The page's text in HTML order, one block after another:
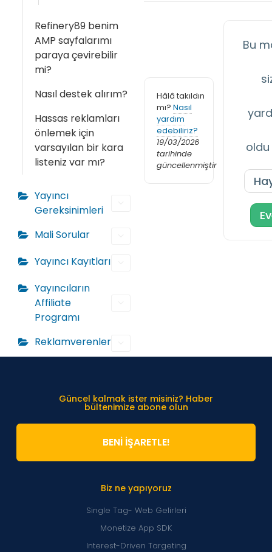
Refinery89 benim
AMP sayfalarımı
paraya çevirebilir
mi?
Nasıl destek alırım?
Hassas reklamları
önlemek için
varsayılan bir kara
listeniz var mı?
Yayıncı
Gereksinimleri
Mali Sorular
Yayıncı Kayıtları
Yayıncıların
Affiliate
Programı
Reklamverenler
Hâlâ takıldın
mı? Nasıl
yardım
edebiliriz?
19/03/2026
tarihinde
güncellenmiştir
Bu
Biz ne yapıyoruz
Single Tag- Web Gelirleri
Monetize App SDK
Interest-Driven Targeting
Güncel kalmak ister misiniz? Haber
bültenimize abone olun
BENİ İŞARETLE!